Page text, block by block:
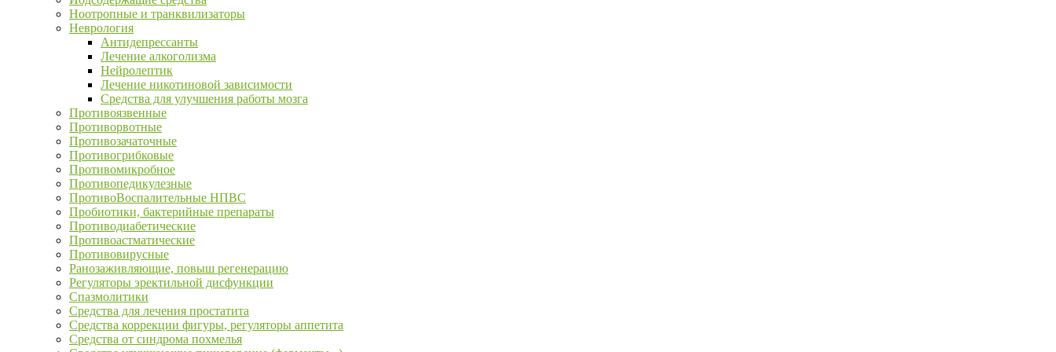
Ноотропные и транквилизаторы
Неврология
Антидепрессанты
Лечение алкоголизма
Нейролептик
Лечение никотиновой зависимости
Средства для улучшения работы мозга
Противоязвенные
Противорвотные
Противозачаточные
Противогрибковые
Противомикробное
Противопедикулезные
ПротивоВоспалительные НПВС
Пробиотики, бактерийные препараты
Противодиабетические
Противоастматические
Противовирусные
Ранозаживляющие, повыш регенерацию
Регуляторы эректильной дисфункции
Спазмолитики
Средства для лечения простатита
Средства коррекции фигуры, регуляторы аппетита
Средства от синдрома похмелья